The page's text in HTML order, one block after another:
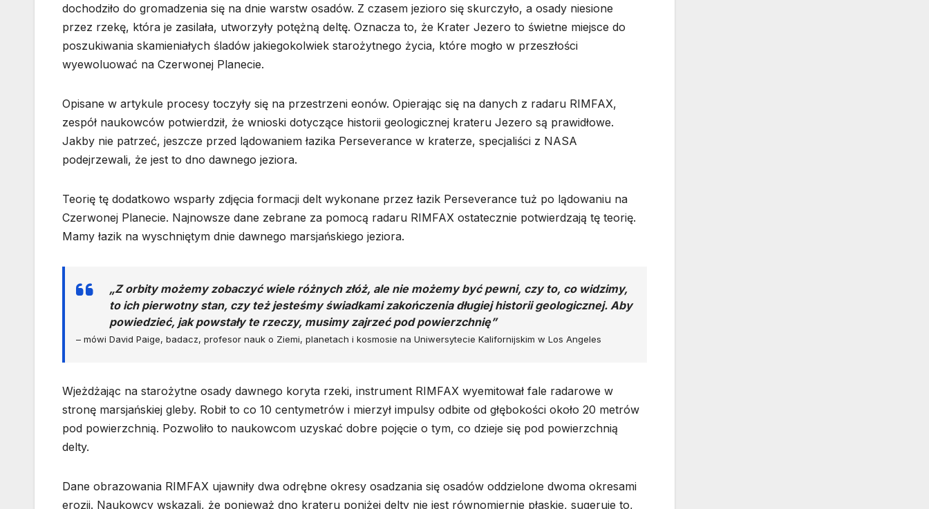
dochodziło do gromadzenia się na dnie warstw osadów. Z czasem jezioro się skurczyło, a osady niesione
przez rzekę, która je zasilała, utworzyły potężną deltę. Oznacza to, że Krater Jezero to świetne miejsce do
poszukiwania skamieniałych śladów jakiegokolwiek starożytnego życia, które mogło w przeszłości
wyewoluować na Czerwonej Planecie.
Opisane w artykule procesy toczyły się na przestrzeni eonów. Opierając się na danych z radaru RIMFAX,
zespół naukowców potwierdził, że wnioski dotyczące historii geologicznej krateru Jezero są prawidłowe.
Jakby nie patrzeć, jeszcze przed lądowaniem łazika Perseverance w kraterze, specjaliści z NASA
podejrzewali, że jest to dno dawnego jeziora.
Teorię tę dodatkowo wsparły zdjęcia formacji delt wykonane przez łazik Perseverance tuż po lądowaniu na
Czerwonej Planecie. Najnowsze dane zebrane za pomocą radaru RIMFAX ostatecznie potwierdzają tę teorię.
Mamy łazik na wyschniętym dnie dawnego marsjańskiego jeziora.
„Z orbity możemy zobaczyć wiele różnych złóż, ale nie możemy być pewni, czy to, co widzimy,
to ich pierwotny stan, czy też jesteśmy świadkami zakończenia długiej historii geologicznej. Aby
powiedzieć, jak powstały te rzeczy, musimy zajrzeć pod powierzchnię”
– mówi David Paige, badacz, profesor nauk o Ziemi, planetach i kosmosie na Uniwersytecie Kalifornijskim w Los Angeles
Wjeżdżając na starożytne osady dawnego koryta rzeki, instrument RIMFAX wyemitował fale radarowe w
stronę marsjańskiej gleby. Robił to co 10 centymetrów i mierzył impulsy odbite od głębokości około 20 metrów
pod powierzchnią. Pozwoliło to naukowcom uzyskać dobre pojęcie o tym, co dzieje się pod powierzchnią
delty.
Dane obrazowania RIMFAX ujawniły dwa odrębne okresy osadzania się osadów oddzielone dwoma okresami
erozji. Naukowcy wskazali, że ponieważ dno krateru poniżej delty nie jest równomiernie płaskie, sugeruje to,